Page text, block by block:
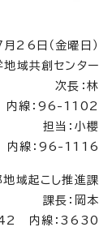
26日（金曜日）
域共創センター
次長：林
線：96-1102
担当：小櫻
線：96-1116
域起こし推進課
課長：岡本
内線：3630